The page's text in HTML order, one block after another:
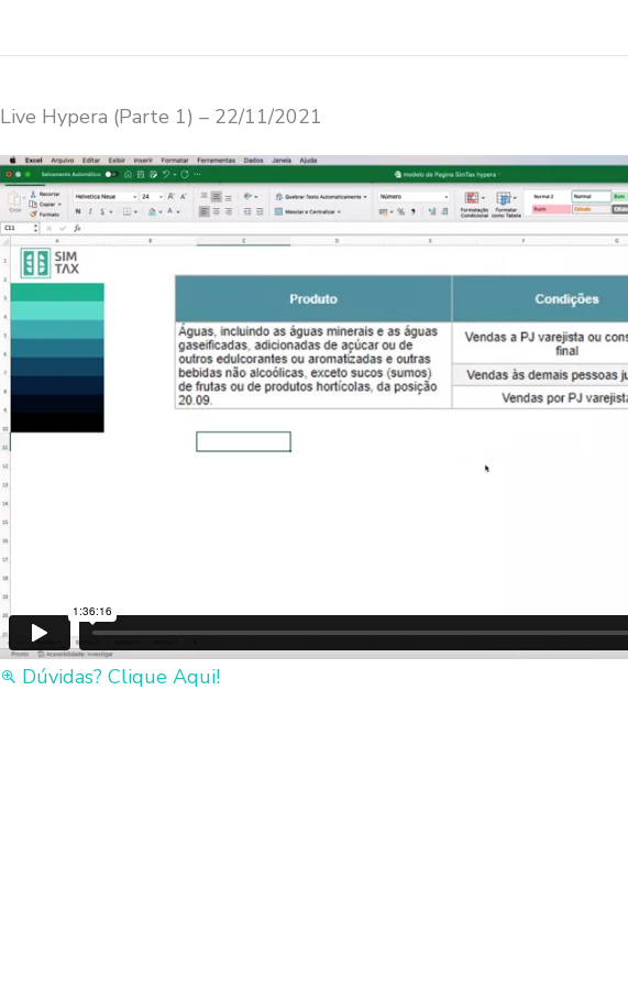
Live Hypera (Parte 1) – 22/11/2021
Dúvidas? Clique Aqui!